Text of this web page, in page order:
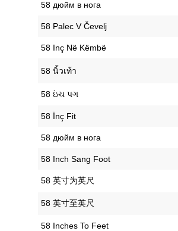
‎58 дюйм в нога
‎58 Palec V Čevelj
‎58 Inç Në Këmbë
‎58 นิ้วเท้า
‎58 ઇંચ પગ
‎58 İnç Fit
‎58 дюйм в нога
‎58 Inch Sang Foot
‎58 英寸为英尺
‎58 英寸至英尺
‎58 Inches To Feet